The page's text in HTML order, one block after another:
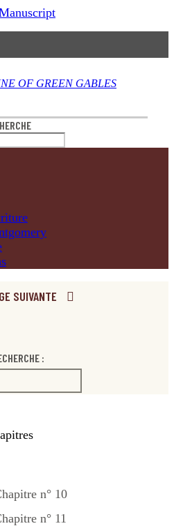
OF GREEN GABLES
SUIVANTE
:
n° 10
n° 11